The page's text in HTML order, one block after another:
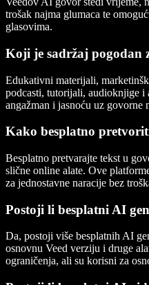
trošak najma glumaca te
glasovima.
Koji je sadržaj pogodan
Edukativni materijali,
podcasti, tutorijali, audioknjige i
angažman i jasnoću uz govorne
Kako besplatno
Besplatno pretvarajte tekst u
slične online alate. Ove
za jednostavne naracije bez
Postoji li besplatni AI
Da, postoji više besplatnih AI
osnovnu Veed verziju i druge
ograničenja, ali su korisni za